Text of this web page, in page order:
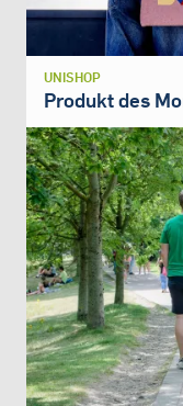
UNISHOP
Produkt des